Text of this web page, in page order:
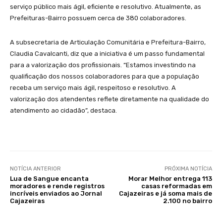
serviço público mais ágil, eficiente e resolutivo. Atualmente, as
Prefeituras-Bairro possuem cerca de 380 colaboradores.
A subsecretaria de Articulação Comunitária e Prefeitura-Bairro,
Claudia Cavalcanti, diz que a iniciativa é um passo fundamental
para a valorização dos profissionais. “Estamos investindo na
qualificação dos nossos colaboradores para que a população
receba um serviço mais ágil, respeitoso e resolutivo. A
valorização dos atendentes reflete diretamente na qualidade do
atendimento ao cidadão”, destaca.
NOTÍCIA ANTERIOR
Lua de Sangue encanta
moradores e rende registros
incríveis enviados ao Jornal
Cajazeiras
PRÓXIMA NOTÍCIA
Morar Melhor entrega 113
casas reformadas em
Cajazeiras e já soma mais de
2.100 no bairro